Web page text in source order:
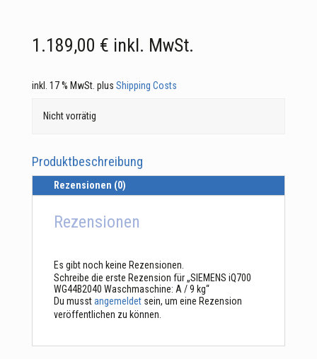
1.189,00 € inkl. MwSt.
inkl. 17 % MwSt. plus Shipping Costs
Nicht vorrätig
Produktbeschreibung
Rezensionen (0)
Rezensionen
Es gibt noch keine Rezensionen.
Schreibe die erste Rezension für „SIEMENS iQ700
WG44B2040 Waschmaschine: A / 9 kg“
Du musstangemeldetsein, um eine Rezension
veröffentlichen zu können.